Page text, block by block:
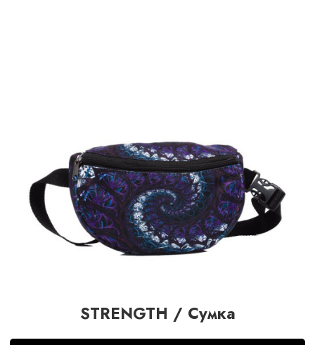
STRENGTH / Сумка